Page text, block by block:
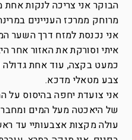
הבוקר אני צריכה לנקות
מרוחק ממרכז העניינים
אני נכנסת למזח דרך השער
איתי וסורקת את האזור אחר
כמעט בקצה, עוד אחת גדולה
צבע מטאלי מדכא.
אני צועדת יחפה בהיסוס
של היאכטה מעל המים ומחבר
עולה מקצות אצבעותיי עד